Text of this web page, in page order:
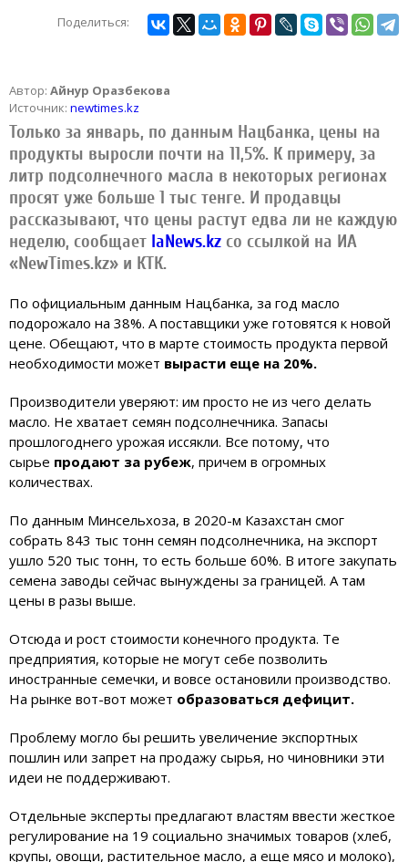
Поделиться:
Автор: Айнур Оразбекова
Источник: newtimes.kz
Только за январь, по данным Нацбанка, цены на
продукты выросли почти на 11,5%. К примеру, за
литр подсолнечного масла в некоторых регионах
просят уже больше 1 тыс тенге. И продавцы
рассказывают, что цены растут едва ли не каждую
неделю, сообщает IaNews.kz со ссылкой на ИА
«NewTimes.kz» и КТК.
По официальным данным Нацбанка, за год масло
подорожало на 38%. А поставщики уже готовятся к новой
цене. Обещают, что в марте стоимость продукта первой
необходимости может вырасти еще на 20%.
Производители уверяют: им просто не из чего делать
масло. Не хватает семян подсолнечника. Запасы
прошлогоднего урожая иссякли. Все потому, что
сырье продают за рубеж, причем в огромных
количествах.
По данным Минсельхоза, в 2020-м Казахстан смог
собрать 843 тыс тонн семян подсолнечника, на экспорт
ушло 520 тыс тонн, то есть больше 60%. В итоге закупать
семена заводы сейчас вынуждены за границей. А там
цены в разы выше.
Отсюда и рост стоимости конечного продукта. Те
предприятия, которые не могут себе позволить
иностранные семечки, и вовсе остановили производство.
На рынке вот-вот может образоваться дефицит.
Проблему могло бы решить увеличение экспортных
пошлин или запрет на продажу сырья, но чиновники эти
идеи не поддерживают.
Отдельные эксперты предлагают властям ввести жесткое
регулирование на 19 социально значимых товаров (хлеб,
крупы, овощи, растительное масло, а еще мясо и молоко),